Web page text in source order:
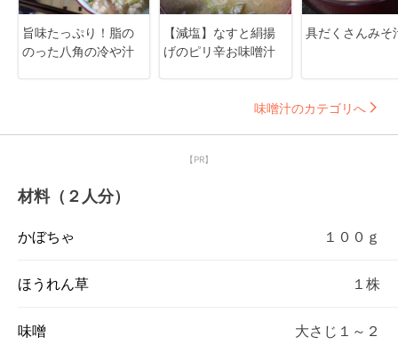
旨味たっぷり！脂の
のった八角の冷や汁
【減塩】なすと絹揚
げのピリ辛お味噌汁
具だくさんみそ
味噌汁のカテゴリへ
【PR】
材料（２人分）
かぼちゃ １００ｇ
ほうれん草 １株
味噌 大さじ１～２